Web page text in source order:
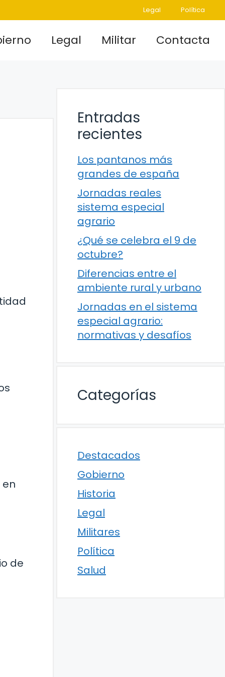
Legal Política
Legal Militar Contacta
de
Entradas
recientes
Los pantanos más
grandes de españa
Jornadas reales
sistema especial
agrario
¿Qué se celebra el 9 de
octubre?
Diferencias entre el
ambiente rural y urbano
Jornadas en el sistema
especial agrario:
normativas y desafíos
Categorías
Destacados
Gobierno
Historia
Legal
Militares
Política
Salud